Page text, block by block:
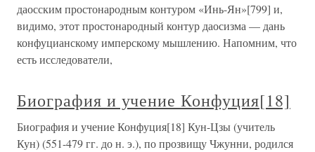
даосским простонародным контуром «Инь-Ян»[799] и,
видимо, этот простонародный контур даосизма — дань
конфуцианскому имперскому мышлению. Напомним, что
есть исследователи,
Биография и учение Конфуция[18]
Биография и учение Конфуция[18] Кун-Цзы (учитель
Кун) (551-479 гг. до н. э.), по прозвищу Чжунни, родился